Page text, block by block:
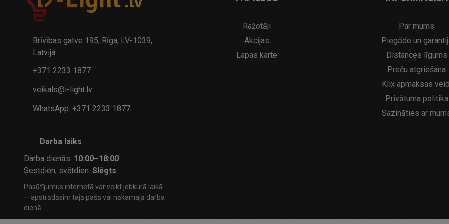
32.95€
A
kumulatora LED galda lampa SERINA Mini Ø80×200 mm..
29.95€ 21.95€
Brīvības gatve 195, Rīga, LV-1039,
Latvija
+371 2233 1877
veikals@i-light.lv
WhatsApp: +371 2233 1877
Darba laiks
Darba dienās: 10:00–18:00
Sestdien, svētdien:Slēgts
Pasūtījumus internetā var veikt jebkurā laikā
— apstrādāsim tajā pašā vai nākamajā darba
dienā.
Ražotāji
Akcijas
Lapas karte
Par mums
Piegāde un
Distances līgums
Preču atgriešana
Klix apmaksas
Privātuma politika
Sazināties ar